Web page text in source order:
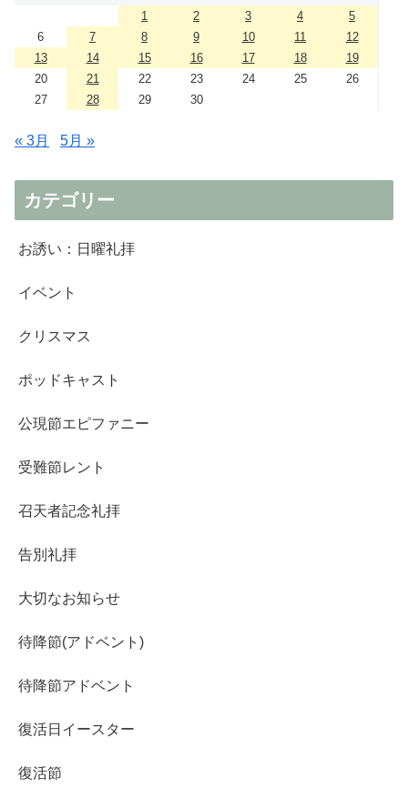
1 2 3 4
5
6
7 8 9 10 11
12
13
14 15 16 17 18
19
20
21 22 23 24 25
26
27
28 29 30
« 3月 5月 »
カテゴリー
お誘い：日曜礼拝
イベント
クリスマス
ポッドキャスト
公現節エピファニー
受難節レント
召天者記念礼拝
告別礼拝
大切なお知らせ
待降節(アドベント)
待降節アドベント
復活日イースター
復活節